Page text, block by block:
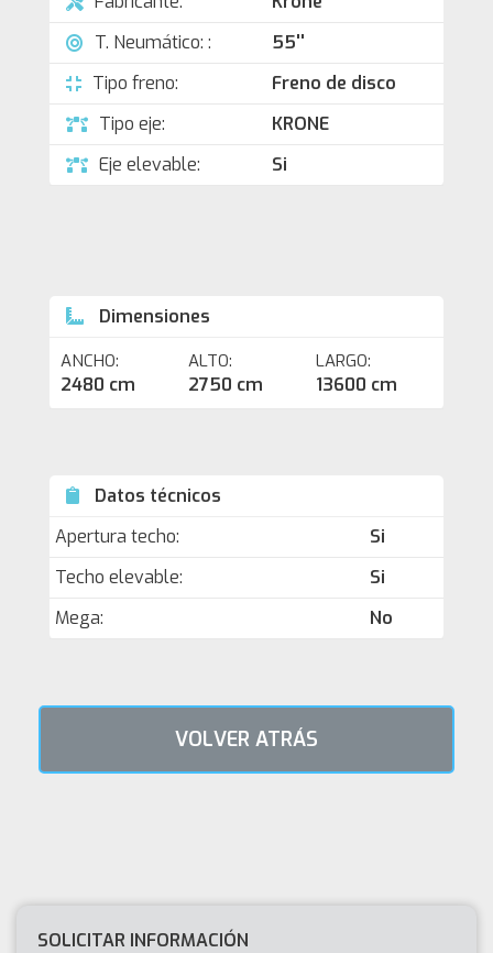
T. Neumático: :
55''
Tipo freno:
Freno de disco
Tipo eje:
KRONE
Eje elevable:
Si
Dimensiones
ANCHO:
2480 cm
ALTO:
2750 cm
LARGO:
13600 cm
Datos técnicos
Apertura techo:
Si
Techo elevable:
Si
Mega:
No
VOLVER ATRÁS
SOLICITAR INFORMACIÓN